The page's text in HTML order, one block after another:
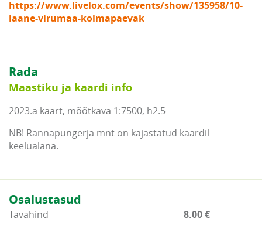
https://www.livelox.com/events/show/135958/10-
laane-virumaa-kolmapaevak
Rada
Maastiku ja kaardi info
2023.a kaart, mõõtkava 1:7500, h2.5
NB! Rannapungerja mnt on kajastatud kaardil
keelualana.
Osalustasud
Tavahind
8.00 €